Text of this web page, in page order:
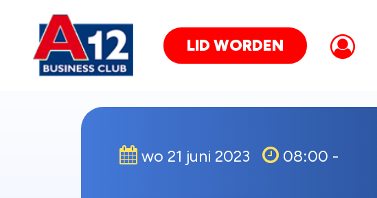
LID WORDEN
wo 21 juni 2023 08:00 -